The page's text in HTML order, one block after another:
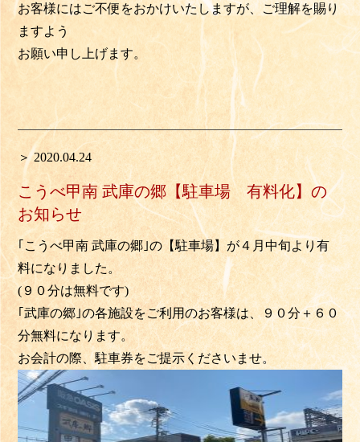
お客様にはご不便をおかけいたしますが、ご理解を賜り
ますよう
お願い申し上げます。
＞ 2020.04.24
こうべ甲南 武庫の郷【駐車場 有料化】の
お知らせ
｢こうべ甲南 武庫の郷｣の【駐車場】が４月中旬より有
料になりました。
(９０分は無料です)
｢武庫の郷｣の各施設をご利用のお客様は、９０分＋６０
分無料になります。
お会計の際、駐車券をご提示くださいませ。